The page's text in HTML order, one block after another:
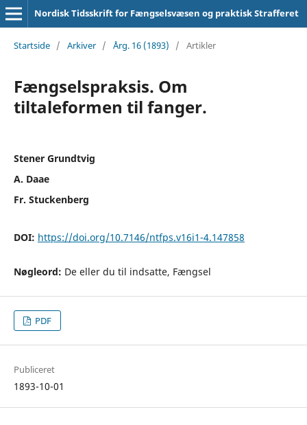
Nordisk Tidsskrift for Fængselsvæsen og praktisk Strafferet
Startside / Arkiver / Årg. 16 (1893) / Artikler
Fængselspraksis. Om
tiltaleformen til fanger.
Stener Grundtvig
A. Daae
Fr. Stuckenberg
DOI: https://doi.org/10.7146/ntfps.v16i1-4.147858
Nøgleord: De eller du til indsatte, Fængsel
PDF
Publiceret
1893-10-01